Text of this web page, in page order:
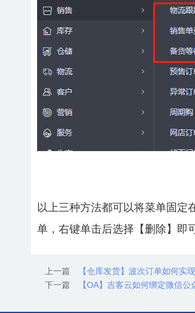
以上三种方法都可以将菜单固定
单，右键单击后选择【删除】即
上一篇
【仓库发货】波次订单如何实
下一篇
【OA】吉客云如何绑定微信公